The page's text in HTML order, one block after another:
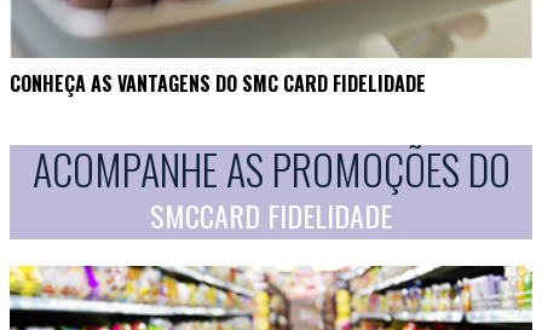
CONHEÇA AS VANTAGENS DO SMC CARD FIDELIDADE
ACOMPANHE AS PROMOÇÕES DO
SMCCARD FIDELIDADE